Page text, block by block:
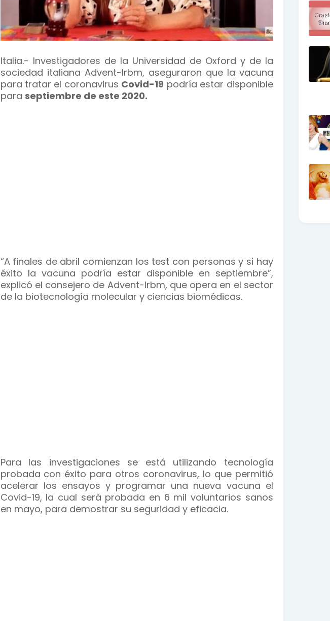
Italia.- Investigadores de la Universidad de Oxford y de la
sociedad italiana Advent-Irbm, aseguraron que la vacuna
para tratar el coronavirus Covid-19 podría estar disponible
para septiembre de este 2020.
“A finales de abril comienzan los test con personas y si hay
éxito la vacuna podría estar disponible en septiembre”,
explicó el consejero de Advent-Irbm, que opera en el sector
de la biotecnología molecular y ciencias biomédicas.
Para las investigaciones se está utilizando tecnología
probada con éxito para otros coronavirus, lo que permitió
acelerar los ensayos y programar una nueva vacuna el
Covid-19, la cual será probada en 6 mil voluntarios sanos
en mayo, para demostrar su seguridad y eficacia.